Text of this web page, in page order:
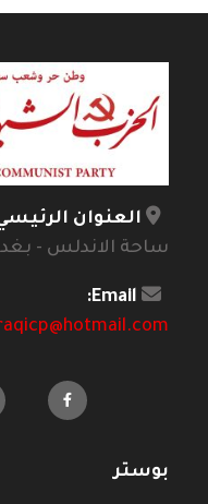
العنوان
ساحة الاندلس -
Email:
بوستر